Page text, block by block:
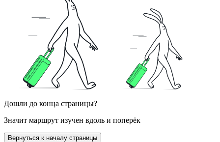
Дошли до конца страницы?
Значит маршрут изучен вдоль и поперёк
Вернуться к началу страницы